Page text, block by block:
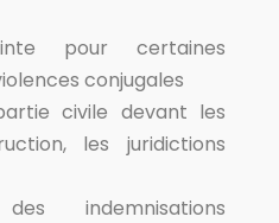
pour certaines
conjugales
civile devant les
les juridictions
indemnisations